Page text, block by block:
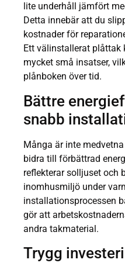
lite underhåll jämfört
Detta innebär att du
kostnader för
Ett välinstallerat plåttak
mycket små insatser,
plånboken över tid.
Bättre
snabb
Många är inte
bidra till förbättrad
reflekterar solljuset och
inomhusmiljö under
installationsprocessen
gör att
andra takmaterial.
Trygg